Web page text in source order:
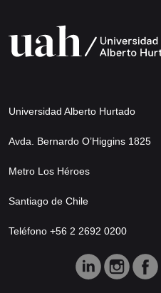
Universidad Alberto Hurtado
Avda. Bernardo O’Higgins 1825
Metro Los Héroes
Santiago de Chile
Teléfono +56 2 2692 0200